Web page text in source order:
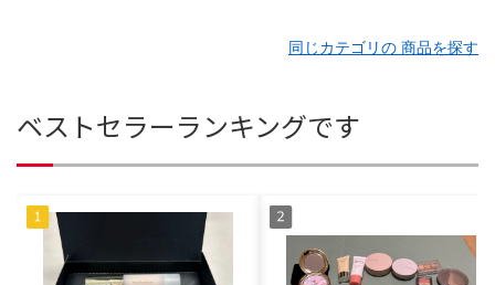
同じカテゴリの 商品を探す
ベストセラーランキングです